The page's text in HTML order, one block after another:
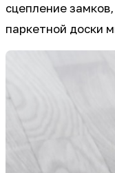
сцепление
паркетной доски